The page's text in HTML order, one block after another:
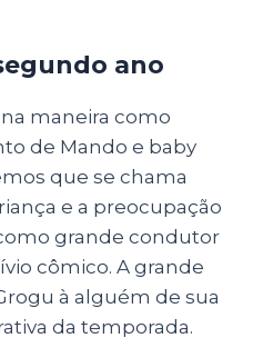
ano
maneira como
de Mando e baby
que se chama
e a preocupação
grande condutor
cômico. A grande
à alguém de sua
da temporada.